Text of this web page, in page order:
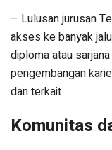
– Lulusan jurusan
akses ke banyak
diploma atau
pengembangan
dan terkait.
Komunitas